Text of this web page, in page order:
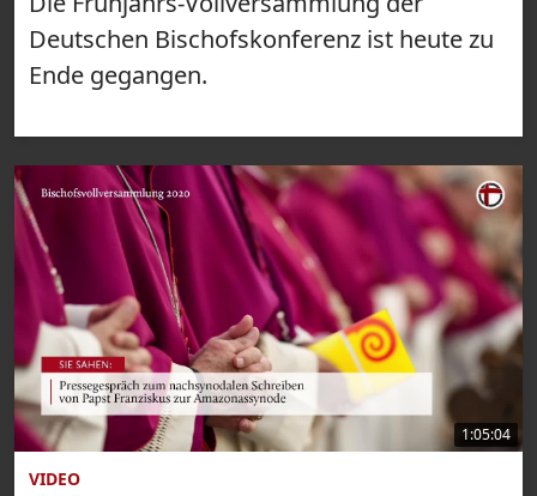
Deutschen Bischofskonferenz ist heute zu
Ende gegangen.
1:05:04
VIDEO